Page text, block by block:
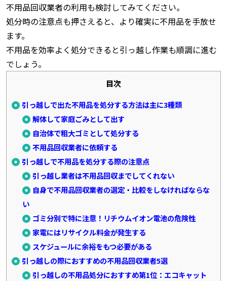
不用品回収業者の利用も検討してみてください。
処分時の注意点も押さえると、より確実に不用品を手放せ
ます。
不用品を効率よく処分できると引っ越し作業も順調に進む
でしょう。
目次
引っ越しで出た不用品を処分する方法は主に3種類
解体して家庭ごみとして出す
自治体で粗大ゴミとして処分する
不用品回収業者に依頼する
引っ越しで不用品を処分する際の注意点
引っ越し業者は不用品回収までしてくれない
自身で不用品回収業者の選定・比較をしなければならな
い
ゴミ分別で特に注意！リチウムイオン電池の危険性
家電にはリサイクル料金が発生する
スケジュールに余裕をもつ必要がある
引っ越しの際におすすめの不用品回収業者5選
引っ越しの不用品処分におすすめ第1位：エコキャット